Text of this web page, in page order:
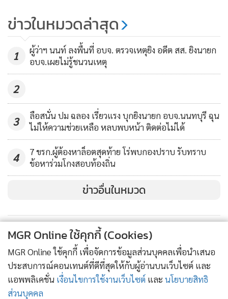
1,752
ข่าวในหมวดล่าสุด
1
ผู้ว่าฯ นนท์ ลงพื้นที่ อบจ. ตรวจเหตุยิง อดีต สส. ยิงนายก
อบจ.เผยไม่รู้ชนวนเหตุ
2
3
ลือสนั่น ปม ฉลอง เรี่ยวแรง บุกยิงนายก อบจ.นนทบุรี ฉุน
ไม่ให้ความช่วยเหลือ หลบพบหน้า ติดต่อไม่ได้
4
7 ขรก.ผู้ต้องหาล็อตสุดท้าย โร่พบกองปราบ รับทราบ
ข้อหาร่วมโกงสอบท้องถิ่น
ข่าวอื่นในหมวด
MGR Online ใช้คุกกี้ (Cookies)
MGR Online ใช้คุกกี้ เพื่อจัดการข้อมูลส่วนบุคคลเพื่อนำเสนอ
ประสบการณ์คอนเทนต์ที่ดีที่สุดให้กับผู้อ่านบนเว็บไซต์ และ
แอพพลิเคชั่น เงื่อนไขการใช้งานเว็บไซต์ และ นโยบายสิทธิ
ส่วนบุคคล